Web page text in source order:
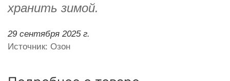
хранить зимой.
29 сентября 2025 г.
Источник: Озон